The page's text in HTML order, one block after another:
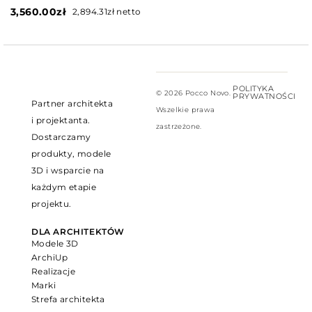
3,560.00zł 2,894.31złnetto
Partner architekta
i projektanta.
Dostarczamy
produkty, modele
3D i wsparcie na
każdym etapie
projektu.
DLA ARCHITEKTÓW
Modele 3D
ArchiUp
Realizacje
Marki
Strefa architekta
© 2026 Pocco Novo.
Wszelkie prawa
zastrzeżone.
POLITYKA
PRYWATNOŚCI